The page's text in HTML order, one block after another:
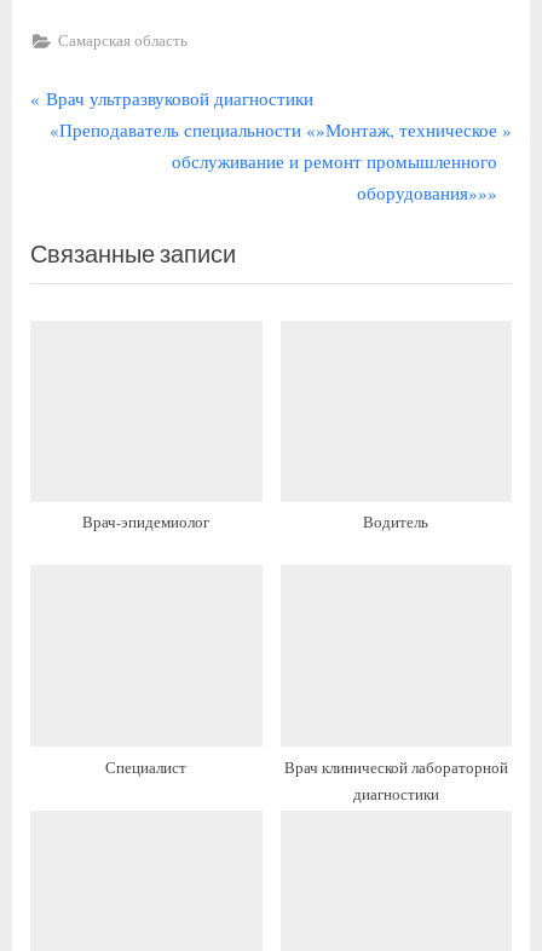
Самарская область
Навигация
по
П
р
д
у
Врач ультразвуковой диагностики
С
у
ю
«Преподаватель специальности «»Монтаж, техническое
обслуживание и ремонт промышленного
оборудования»»»
Связанные записи
Врач-эпидемиолог Водитель
Специалист
Врач клинической лабораторной
диагностики